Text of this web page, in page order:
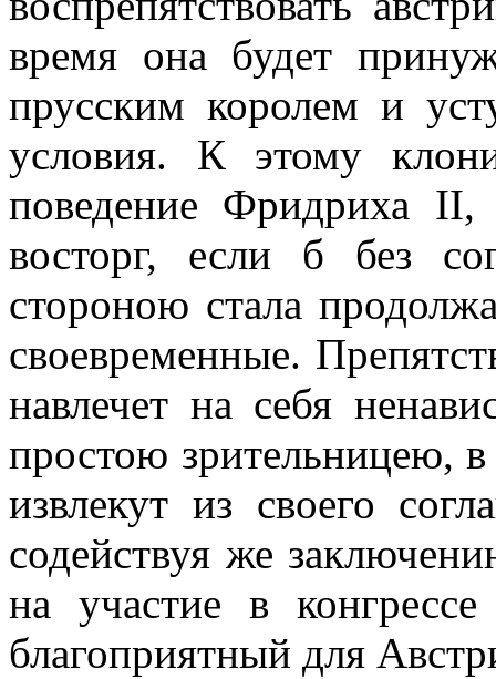
время она будет
прусским королем и
условия. К этому
поведение Фридриха
восторг, если б без
стороною стала
своевременные.
навлечет на себя
простою зрительницею,
извлекут из своего
содействуя же
на участие в
благоприятный для